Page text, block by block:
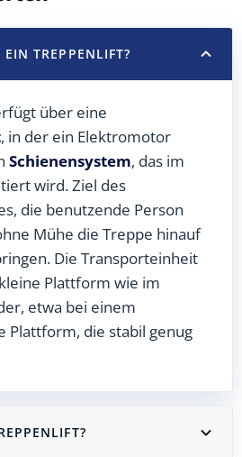
TREPPENLIFT?
über eine
, in der ein Elektromotor
Schienensystem, das im
wird. Ziel des
die benutzende Person
Mühe die Treppe hinauf
Die Transporteinheit
Plattform wie im
etwa bei einem
Plattform, die stabil genug